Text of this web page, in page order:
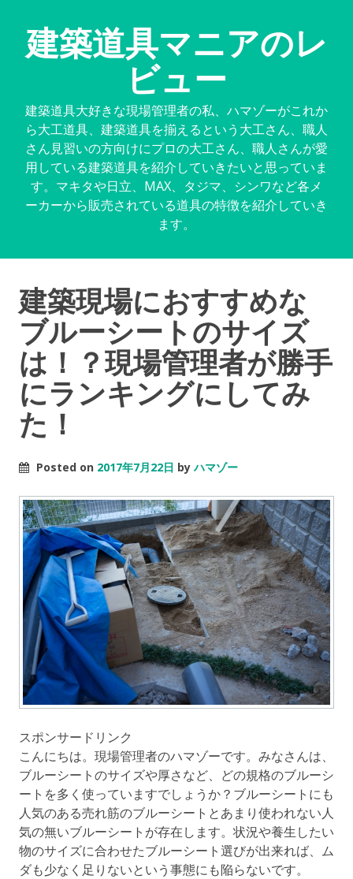
建築道具マニアのレ
ビュー
建築道具大好きな現場管理者の私、ハマゾーがこれか
ら大工道具、建築道具を揃えるという大工さん、職人
さん見習いの方向けにプロの大工さん、職人さんが愛
用している建築道具を紹介していきたいと思っていま
す。マキタや日立、MAX、タジマ、シンワなど各メ
ーカーから販売されている道具の特徴を紹介していき
ます。
建築現場におすすめな
ブルーシートのサイズ
は！？現場管理者が勝手
にランキングにしてみ
た！
Posted on 2017年7月22日 byハマゾー
スポンサードリンク
こんにちは。現場管理者のハマゾーです。みなさんは、
ブルーシートのサイズや厚さなど、どの規格のブルーシ
ートを多く使っていますでしょうか？ブルーシートにも
人気のある売れ筋のブルーシートとあまり使われない人
気の無いブルーシートが存在します。状況や養生したい
物のサイズに合わせたブルーシート選びが出来れば、ム
ダも少なく足りないという事態にも陥らないです。